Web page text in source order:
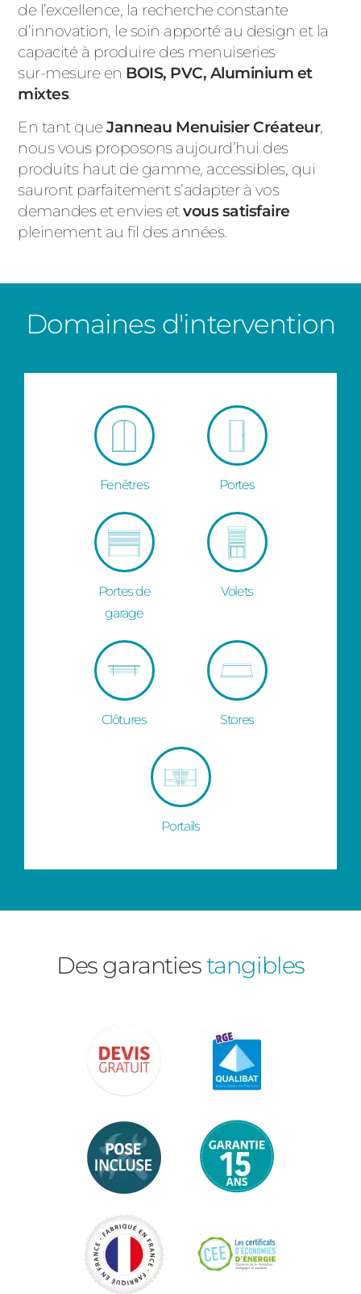
de l’excellence, la recherche constante
d’innovation, le soin apporté au design et la
capacité à produire des menuiseries
sur-mesure en BOIS, PVC, Aluminium et
mixtes.
En tant queJanneau Menuisier Créateur,
nous vous proposons aujourd’hui des
produits haut de gamme, accessibles, qui
sauront parfaitement s’adapter à vos
demandes et envies etvous satisfaire
pleinement au fil des années.
Domaines d'intervention
Fenêtres Portes
Portes de
garage
Volets
Clôtures Stores
Portails
Des garantiestangibles